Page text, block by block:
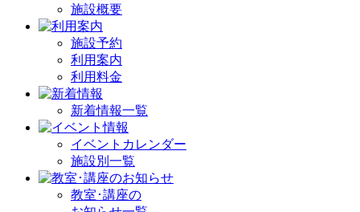
施設概要
施設予約
利用案内
利用料金
新着情報一覧
イベントカレンダー
施設別一覧
教室･講座の